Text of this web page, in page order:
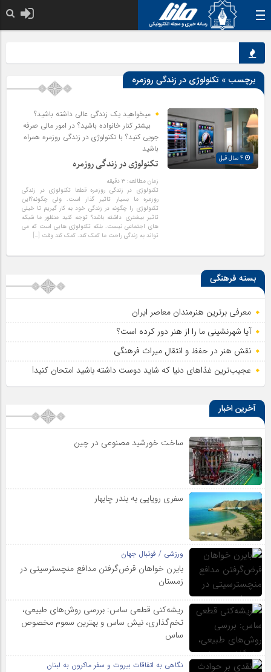
برچسب » تکنولوژی در زندگی روزمره
میخواهید یک زندگی عالی داشته باشید؟
بیشتر کنار خانواده باشید؟ در امور مالی صرفه
جویی کنید؟ با تکنولوژی در زندگی روزمره همراه
باشید
تکنولوژی در زندگی روزمره
زمان مطالعه:۳ دقیقه
تکنولوژی در زندگی روزمره قطعا تکنولوژی در زندگی
روزمره ما بسیار تاثیر گذار است. ولی چگونه؟این
تکنولوژی را چگونه در زندگی خود به کار گیریم تا خیلی
تاثیر بیشتری داشته باشد؟ توجه کنید منظور ما شبکه
های اجتماعی نیست. بلکه تکنولوژی هایی است که می
تواند به زندگی راحت ما کمک کند. کمک کند وقت […]
بسته فرهنگی
معرفی برترین هنرمندان معاصر ایران
آیا شهرنشینی ما را از هنر دور کرده است؟
نقش هنر در حفظ و انتقال میراث فرهنگی
عجیب‌ترین غذاهای دنیا که شاید دوست داشته باشید امتحان کنید!
آخرین اخبار
ساخت خورشید مصنوعی در چین
سفری رویایی به بندر چابهار
ورزشی / فوتبال جهان
بایرن خواهان قرض‌گرفتن مدافع منچسترسیتی در
زمستان
ریشه‌کنی قطعی ساس: بررسی روش‌های طبیعی،
تخم‌گذاری، نیش ساس و بهترین سموم مخصوص
ساس
نگاهی به اتفاقات بیروت و سفر ماکرون به لبنان